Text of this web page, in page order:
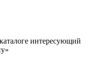
интересующий